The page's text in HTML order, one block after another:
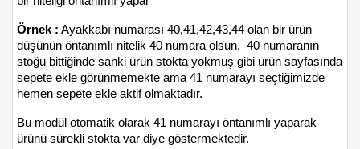
Örnek : Ayakkabı numarası 40,41,42,43,44 olan bir ürün
düşünün öntanımlı nitelik 40 numara olsun. 40 numaranın
stoğu bittiğinde sanki ürün stokta yokmuş gibi ürün sayfasında
sepete ekle görünmemekte ama 41 numarayı seçtiğimizde
hemen sepete ekle aktif olmaktadır.
Bu modül otomatik olarak 41 numarayı öntanımlı yaparak
ürünü sürekli stokta var diye göstermektedir.